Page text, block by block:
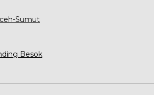
Sumut
Besok